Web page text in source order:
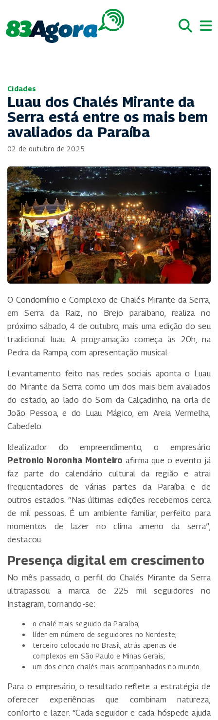
Cidades
Luau dos Chalés Mirante da
Serra está entre os mais bem
avaliados da Paraíba
02 de outubro de 2025
O Condomínio e Complexo de Chalés Mirante da Serra,
em Serra da Raiz, no Brejo paraibano, realiza no
próximo sábado, 4 de outubro, mais uma edição do seu
tradicional luau. A programação começa às 20h, na
Pedra da Rampa, com apresentação musical.
Levantamento feito nas redes sociais aponta o Luau
do Mirante da Serra como um dos mais bem avaliados
do estado, ao lado do Som da Calçadinho, na orla de
João Pessoa, e do Luau Mágico, em Areia Vermelha,
Cabedelo.
Idealizador do empreendimento, o empresário
Petronio Noronha Monteiro afirma que o evento já
faz parte do calendário cultural da região e atrai
frequentadores de várias partes da Paraíba e de
outros estados. “Nas últimas edições recebemos cerca
de mil pessoas. É um ambiente familiar, perfeito para
momentos de lazer no clima ameno da serra”,
destacou.
Presença digital em crescimento
No mês passado, o perfil do Chalés Mirante da Serra
ultrapassou a marca de 225 mil seguidores no
Instagram, tornando-se:
o chalé mais seguido da Paraíba;
líder em número de seguidores no Nordeste;
terceiro colocado no Brasil, atrás apenas de
complexos em São Paulo e Minas Gerais;
um dos cinco chalés mais acompanhados no mundo.
Para o empresário, o resultado reflete a estratégia de
oferecer experiências que combinam natureza,
conforto e lazer. “Cada seguidor e cada hóspede ajuda